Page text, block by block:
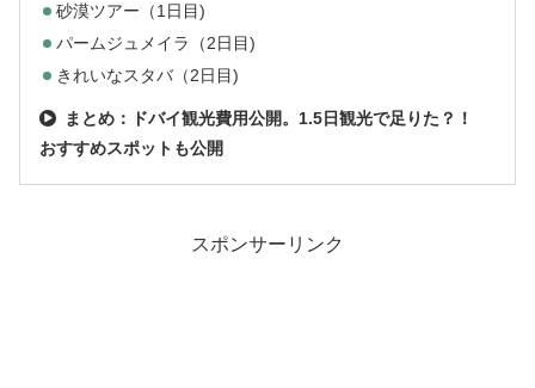
砂漠ツアー（1日目)
パームジュメイラ（2日目)
きれいなスタバ（2日目)
まとめ：ドバイ観光費用公開。1.5日観光で足りた？！
おすすめスポットも公開
スポンサーリンク